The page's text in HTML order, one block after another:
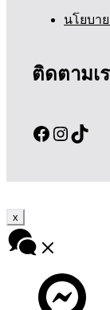
นโยบา
ติดตามเ
Facebook
x